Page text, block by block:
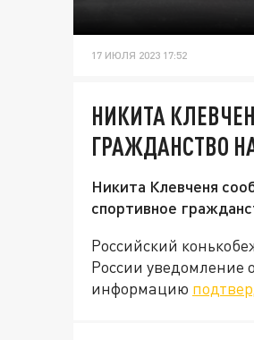
17 ИЮЛЯ 2023 17:52
НИКИТА
ГРАЖДАНСТВО
Никита Клевченя
спортивное
Российский
России уведомление
информацию